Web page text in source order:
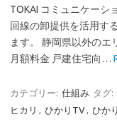
TOKAI コミュニケーシ
回線の卸提供を活用す
ます。 静岡県以外のエ
月額料金 戸建住宅向…
カテゴリー: 仕組み タグ:
ヒカリ , ひかりTV, ひか